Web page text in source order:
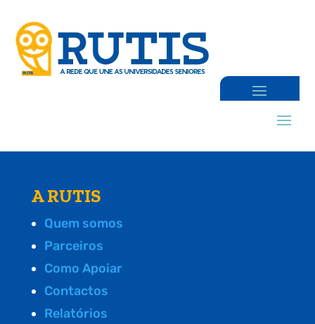
A RUTIS
Quem somos
Parceiros
Como Apoiar
Contactos
Relatórios